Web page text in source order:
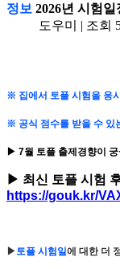
정보 2026년 시 험일
도우미 | 조회
※ 집에서 토플 시험을 응
※ 공식 점수를 받을 수 있
▶ 7월 토플 출제경향이
▶ 최신 토플 시험
https://gouk.kr/
▶ 토플 시험일에 대한 더